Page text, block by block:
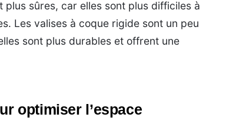
sûres, car elles sont plus difficiles à
Les valises à coque rigide sont un peu
sont plus durables et offrent une
optimiser l’espace